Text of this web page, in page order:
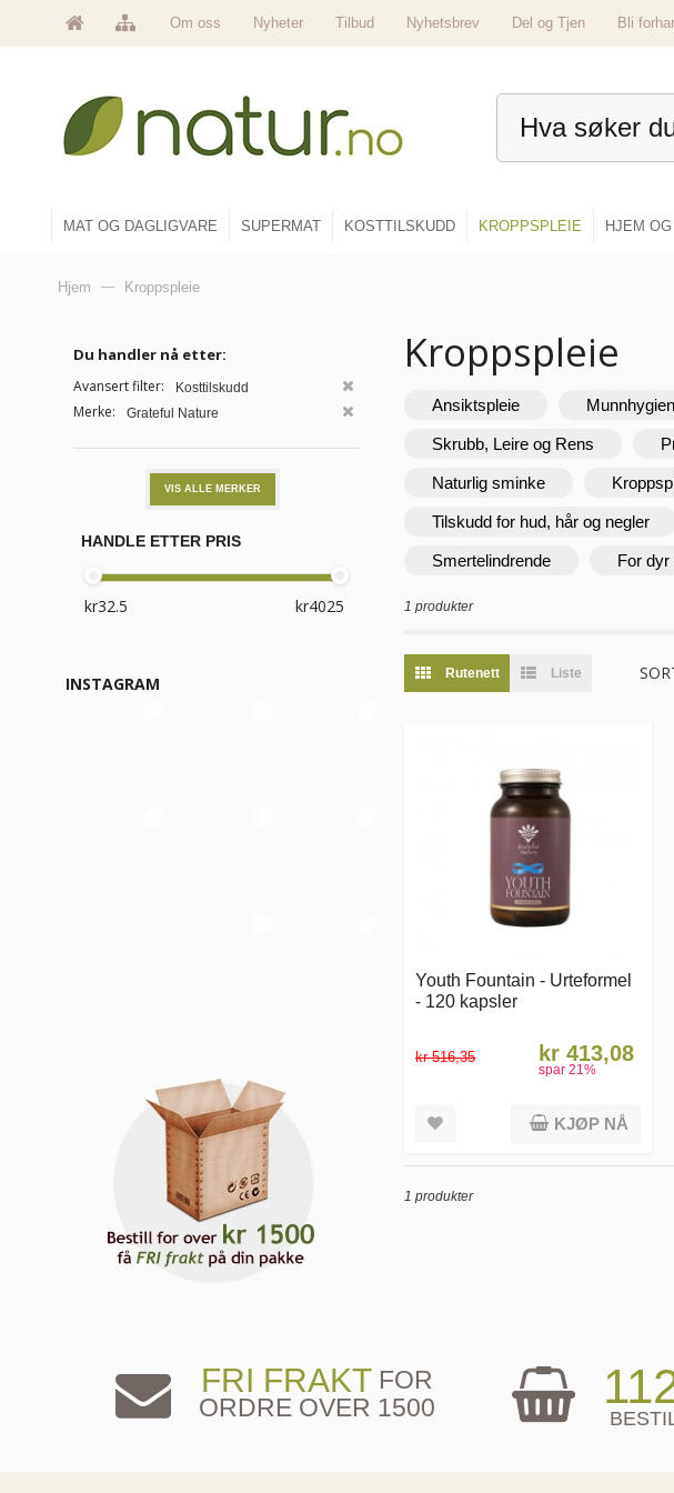
Om oss Nyheter Tilbud Nyhetsbrev Del og Tjen
Bli
MAT OG DAGLIGVARE SUPERMAT KOSTTILSKUDD KROPPSPLEIE HJEM
Hjem — Kroppspleie
Kroppspleie
Ansiktspleie
Skrubb, Leire og Rens
Naturlig sminke
Tilskudd for hud, hår og negler
Smertelindrende For dyr
1 produkter
Rutenett Liste
Youth Fountain - Urteformel
- 120 kapsler
kr 516,35 kr 413,08
spar21%
KJØP NÅ
1 produkter
Du handler nå etter:
Avansert filter: Kosttilskudd
Merke: Grateful Nature
VIS ALLE MERKER
HANDLE ETTER PRIS
INSTAGRAM
FRI FRAKT FOR
ORDRE OVER 1500